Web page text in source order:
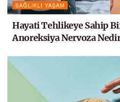
SAĞLIKLI YAŞAM
Hayati Tehlikeye Sahip
Anoreksiya Nervoza